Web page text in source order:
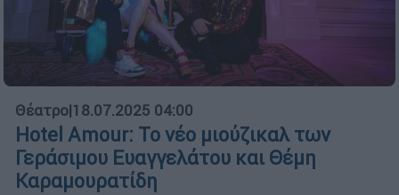
Θέατρο|18.07.2025 04:00
Hotel Amour: Το νέο μιούζικαλ των
Γεράσιμου Ευαγγελάτου και Θέμη
Καραμουρατίδη